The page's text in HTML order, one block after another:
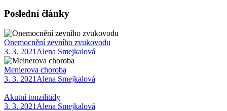
Poslední články
Onemocnění zevního zvukovodu
3. 3. 2021 Alena Smejkalová
Menierova choroba
3. 3. 2021 Alena Smejkalová
Akutní tonzilitidy
3. 3. 2021 Alena Smejkalová